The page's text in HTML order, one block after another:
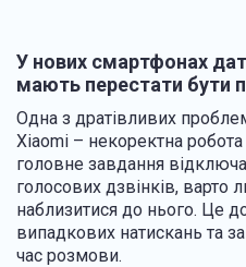
У нових смартфонах
мають перестати бути
Одна з дратівливих
Xiaomi – некоректна
головне завдання
голосових дзвінків,
наблизитися до нього. Це
випадкових натискань та
час розмови.